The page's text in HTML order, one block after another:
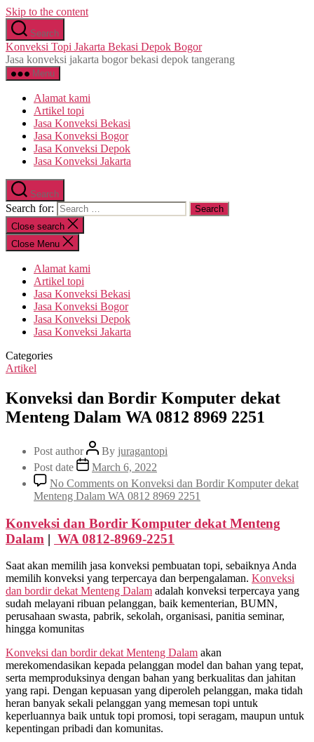
Skip to the content
Search
Konveksi Topi Jakarta Bekasi Depok Bogor
Jasa konveksi jakarta bogor bekasi depok tangerang
Menu
Alamat kami
Artikel topi
Jasa Konveksi Bekasi
Jasa Konveksi Bogor
Jasa Konveksi Depok
Jasa Konveksi Jakarta
Search
Search for:
Close search
Close Menu
Alamat kami
Artikel topi
Jasa Konveksi Bekasi
Jasa Konveksi Bogor
Jasa Konveksi Depok
Jasa Konveksi Jakarta
Categories
Artikel
Konveksi dan Bordir Komputer dekat
Menteng Dalam WA 0812 8969 2251
Post author By juragantopi
Post date
March 6, 2022
No Comments on Konveksi dan Bordir Komputer dekat
Menteng Dalam WA 0812 8969 2251
Konveksi dan Bordir Komputer dekat Menteng
Dalam | WA 0812-8969-2251
Saat akan memilih jasa konveksi pembuatan topi, sebaiknya Anda
memilih konveksi yang terpercaya dan berpengalaman. Konveksi
dan bordir dekat Menteng Dalam adalah konveksi terpercaya yang
sudah melayani ribuan pelanggan, baik kementerian, BUMN,
perusahaan swasta, pabrik, sekolah, organisasi, panitia seminar,
hingga komunitas
Konveksi dan bordir dekat Menteng Dalam akan
merekomendasikan kepada pelanggan model dan bahan yang tepat,
serta memproduksinya dengan bahan yang berkualitas dan jahitan
yang rapi. Dengan kepuasan yang diperoleh pelanggan, maka tidah
heran banyak sekali pelanggan yang memesan topi untuk
keperluannya baik untuk topi promosi, topi seragam, maupun untuk
kepentingan pribadi dan komunitas.